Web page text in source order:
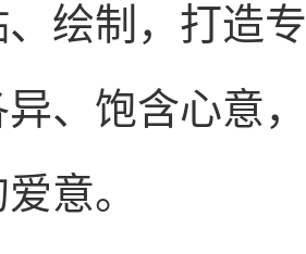
绘制，打造
、饱含心意
意。